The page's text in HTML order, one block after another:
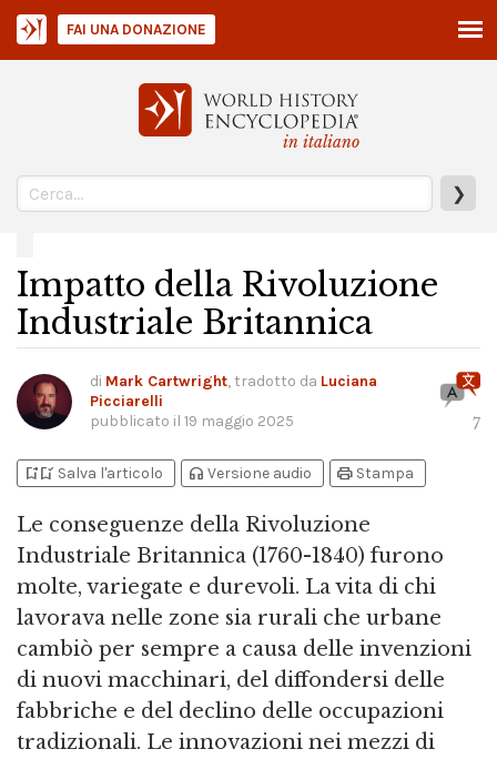
in italiano
❯
FAI UNA DONAZIONE
Impatto della Rivoluzione
Industriale Britannica
di Mark Cartwright, tradotto da Luciana
Picciarelli
pubblicato il 19 maggio 2025 7
bookmark_addbookmark_added Salva l'articolo headphones Versione audio print Stampa
Le conseguenze della Rivoluzione
Industriale Britannica (1760-1840) furono
molte, variegate e durevoli. La vita di chi
lavorava nelle zone sia rurali che urbane
cambiò per sempre a causa delle invenzioni
di nuovi macchinari, del diffondersi delle
fabbriche e del declino delle occupazioni
tradizionali. Le innovazioni nei mezzi di